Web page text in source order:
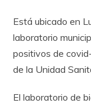
Está ubicado en
laboratorio
positivos de
de la Unidad
El laboratorio de